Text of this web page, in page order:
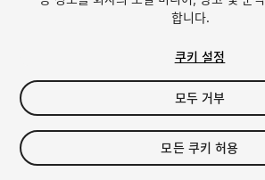
한국어
日本語
Unity에서
Sell Assets
에셋 스토어
퍼블리셔 로
자주 묻는 질
합니다.
쿠키 설정
모두 거부
모든 쿠키 허용